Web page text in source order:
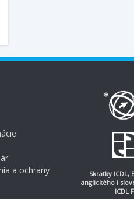
a ochrany
Skratky ICDL,
anglického i
ICDL